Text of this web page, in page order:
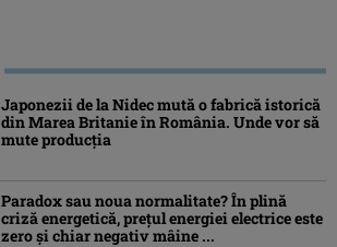
Japonezii de la Nidec mută o fabrică istorică
din Marea Britanie în România. Unde vor să
mute producția
Paradox sau noua normalitate? În plină
criză energetică, prețul energiei electrice este
zero și chiar negativ mâine ...